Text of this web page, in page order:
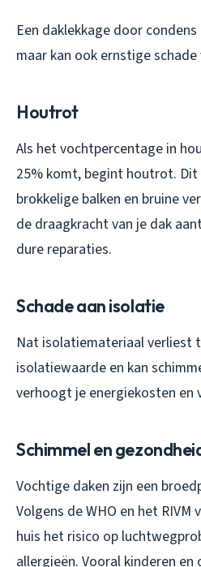
Een daklekkage door
maar kan ook ernstige
Houtrot
Als het vochtpercentage in
25% komt, begint houtrot. Dit
brokkelige balken en bruine
de draagkracht van je dak
dure reparaties.
Schade aan isolatie
Nat isolatiemateriaal verliest
isolatiewaarde en kan
verhoogt je energiekosten en
Schimmel en
Vochtige daken zijn een
Volgens de WHO en het
huis het risico op
allergieën. Vooral kinderen